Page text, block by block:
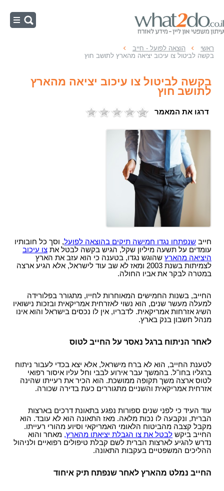
ראשי
הוצאה לפועל - זוכה
הליכי הוצאה לפועל
כינוס נכסים
ראשי
הוצאה לפועל - חייב
בקשה לביטול צו עיכוב יציאה מהארץ לתושב חוץ
בקשה לביטול צו עיכוב יציאה מהארץ
לתושב חוץ
דרגו את המאמר
חייב שנפתחו נגדו חמישה תיקים בהוצאה לפועל, וסך כל חובותיו
עומדים על תשעה מיליון שקל, הגיש בקשה לבטל את צו עיכוב
היציאה מהארץ שהוגש נגדו, בטענה כי הוא עזב את הארץ
לצמיתות בשנת 2003 ומאז לא שב עוד לישראל, אלא הגיע ארצה
במטרה לבקר את אביו החולה.
החייב, בשנות החמישים המאוחרות לחייו, מתגורר בפלורידה
למעלה מעשר שנים, הוא נשוי לאזרחית אמריקאית ובזכות נישואיו
השיג אזרחות אמריקאית. לדבריו, אין לו נכסים בישראל והוא אינו
מנהל חשבון בנק בארץ.
לאחר הניתוח ברגל נאסר על החייב לטוס
לטענת החייב, הוא לא ברח מישראל, אלא יצא בכדי לעבור ניתוח
ברגליו בחו"ל. בהמשך עבר אירוע לבבי וחל עליו איסור רפואי
לטוס ארצה משך תקופה ממושכת. הוא הכיר את רעייתו שהינה
אזרחית אמריקאית והשניים מתגוררים כעת בדירה שכורה.
עוד העיד כי לפני שנים ספורות נפגע בתאונת דרכים בארצות
הברית, ונקבעה לו נכות מלאה. מאז התאונה הוא לא עובד. הוא
מקבל קצבה מהביטוח הלאומי האמריקאי וסיוע מהורי רעייתו.
החייב ביקש לבטל את צו הגבלת יציאתו מהארץ, מאחר והוא
נדרש להגיע לארצות הברית לשם קבלת טיפולים רפואיים ולניהול
ההליכים המשפטיים בעקבות התאונה.
החייב נמלט מהארץ לאחר שנפתח תיק איחוד